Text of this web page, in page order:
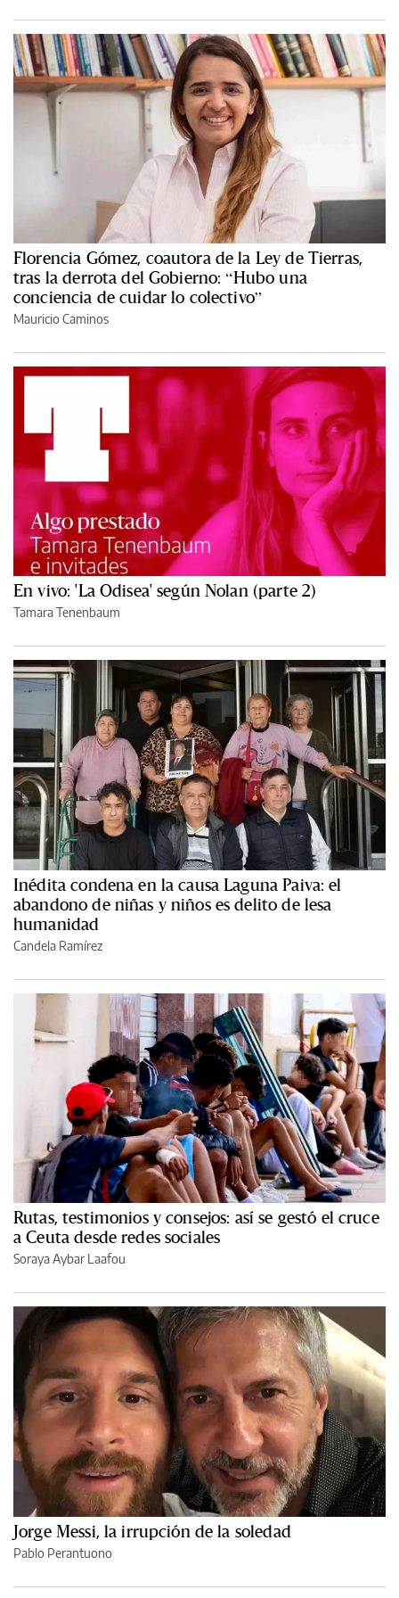
Florencia Gómez, coautora de la Ley de Tierras,
tras la derrota del Gobierno: “Hubo una
conciencia de cuidar lo colectivo”
Mauricio Caminos
En vivo: 'La Odisea' según Nolan (parte 2)
Tamara Tenenbaum
Inédita condena en la causa Laguna Paiva: el
abandono de niñas y niños es delito de lesa
humanidad
Candela Ramírez
Rutas, testimonios y consejos: así se gestó el cruce
a Ceuta desde redes sociales
Soraya Aybar Laafou
Jorge Messi, la irrupción de la soledad
Pablo Perantuono